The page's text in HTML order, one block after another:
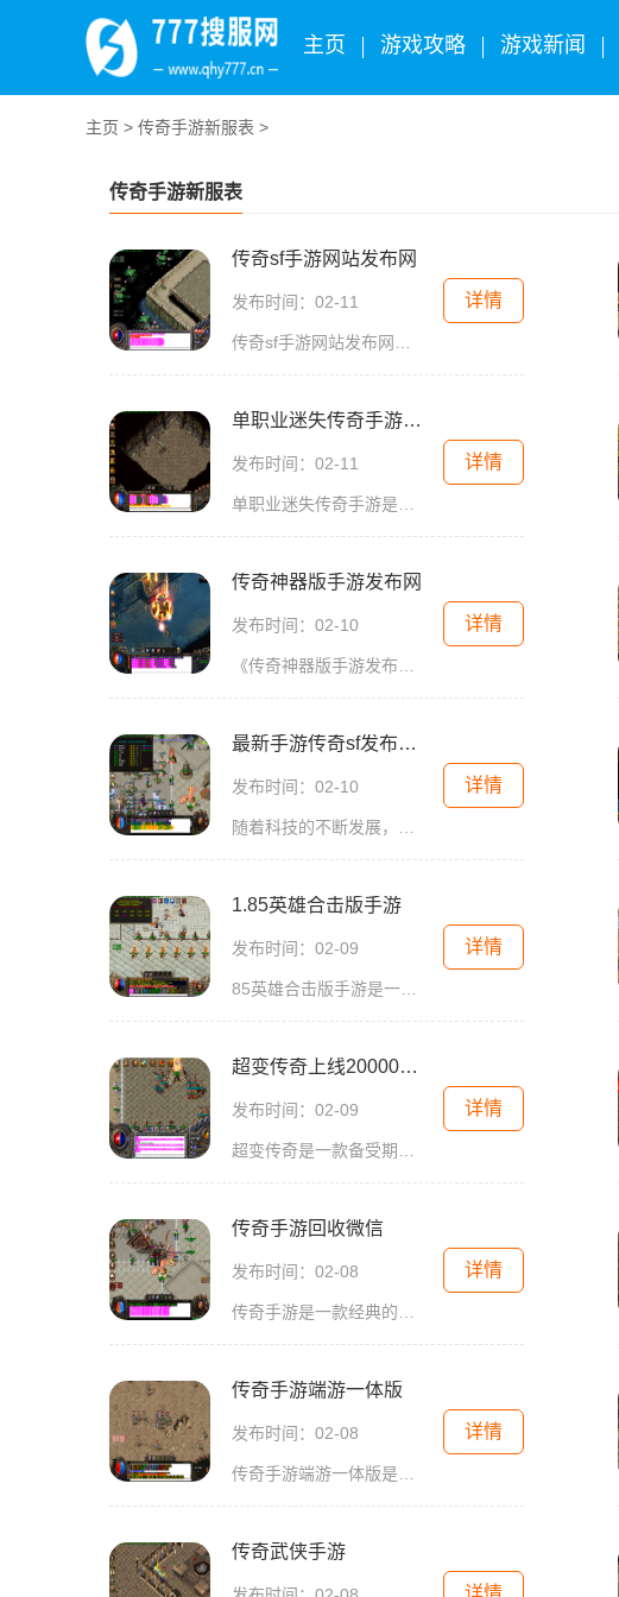
主页 游戏攻略 游戏新闻
主页 > 传奇手游新服表 >
传奇手游新服表
传奇sf手游网站发布网
发布时间：02-11 详情
单职业迷失传奇手游官网
发布时间：02-11 详情
传奇神器版手游发布网
发布时间：02-10 详情
最新手游传奇sf发布网站
发布时间：02-10 详情
1.85英雄合击版手游
发布时间：02-09 详情
超变传奇上线20000级手游
发布时间：02-09 详情
传奇手游回收微信
发布时间：02-08 详情
传奇手游端游一体版
发布时间：02-08 详情
传奇武侠手游
详情